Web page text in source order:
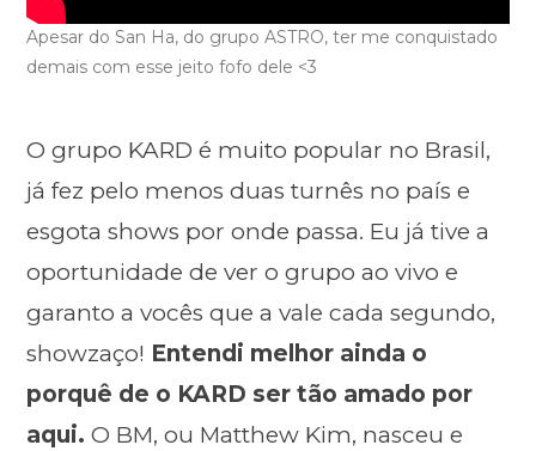
Apesar do San Ha, do grupo ASTRO, ter me conquistado
demais com esse jeito fofo dele <3
O grupo KARD é muito popular no Brasil,
já fez pelo menos duas turnês no país e
esgota shows por onde passa. Eu já tive a
oportunidade de ver o grupo ao vivo e
garanto a vocês que a vale cada segundo,
showzaço! Entendi melhor ainda o
porquê de o KARD ser tão amado por
aqui. O BM, ou Matthew Kim, nasceu e